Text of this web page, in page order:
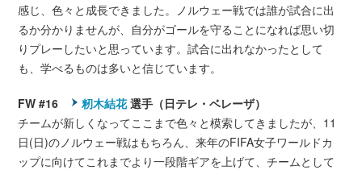
感じ、色々と成長できました。ノルウェー戦では誰が試合に出
るか分かりませんが、自分がゴールを守ることになれば思い切
りプレーしたいと思っています。試合に出れなかったとして
も、学べるものは多いと信じています。
FW #16 籾木結花選手（日テレ・ベレーザ）
チームが新しくなってここまで色々と模索してきましたが、11
日(日)のノルウェー戦はもちろん、来年のFIFA女子ワールドカ
ップに向けてこれまでより一段階ギアを上げて、チームとして